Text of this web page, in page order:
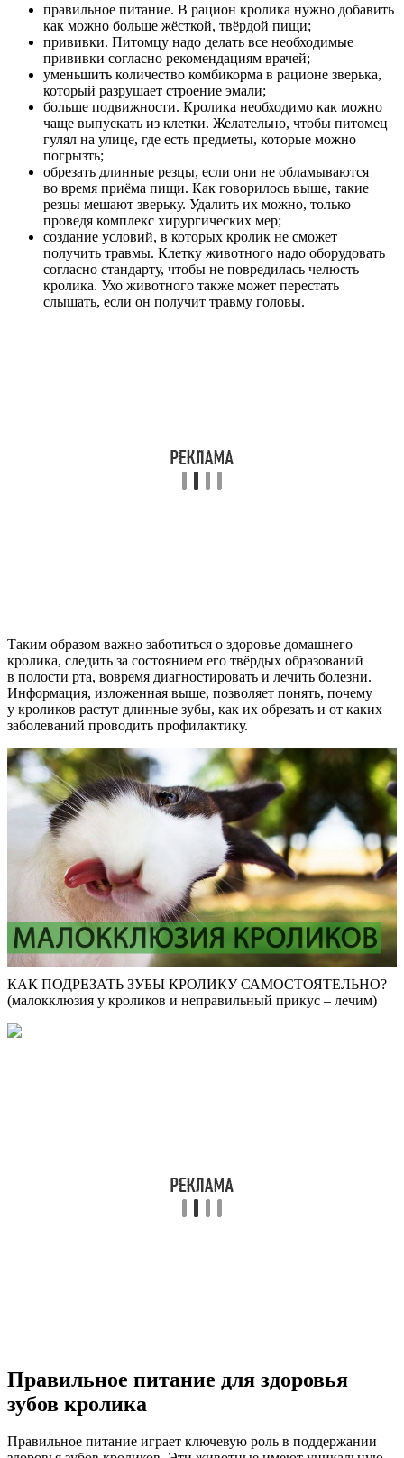
правильное питание. В рацион кролика нужно добавить
как можно больше жёсткой, твёрдой пищи;
прививки. Питомцу надо делать все необходимые
прививки согласно рекомендациям врачей;
уменьшить количество комбикорма в рационе зверька,
который разрушает строение эмали;
больше подвижности. Кролика необходимо как можно
чаще выпускать из клетки. Желательно, чтобы питомец
гулял на улице, где есть предметы, которые можно
погрызть;
обрезать длинные резцы, если они не обламываются
во время приёма пищи. Как говорилось выше, такие
резцы мешают зверьку. Удалить их можно, только
проведя комплекс хирургических мер;
создание условий, в которых кролик не сможет
получить травмы. Клетку животного надо оборудовать
согласно стандарту, чтобы не повредилась челюсть
кролика. Ухо животного также может перестать
слышать, если он получит травму головы.
Таким образом важно заботиться о здоровье домашнего
кролика, следить за состоянием его твёрдых образований
в полости рта, вовремя диагностировать и лечить болезни.
Информация, изложенная выше, позволяет понять, почему
у кроликов растут длинные зубы, как их обрезать и от каких
заболеваний проводить профилактику.
КАК ПОДРЕЗАТЬ ЗУБЫ КРОЛИКУ САМОСТОЯТЕЛЬНО?
(малокклюзия у кроликов и неправильный прикус – лечим)
Правильное питание для здоровья
зубов кролика
Правильное питание играет ключевую роль в поддержании